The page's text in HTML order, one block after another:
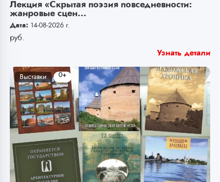
Лекция «Скрытая поэзия повседневности:
жанровые сцен...
Дата: 14-08-2026 г.
руб.
Узнать детали
Выставки 0+